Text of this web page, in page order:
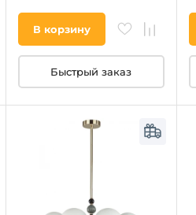
В корзину
Быстрый заказ